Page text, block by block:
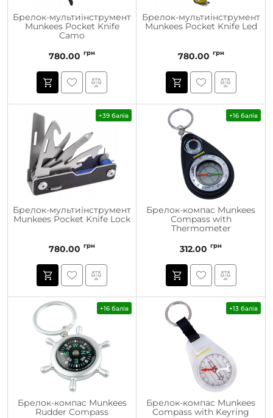
Брелок-мультиінструмент
Munkees Pocket Knife
Camo
780.00 грн
Брелок-мультиінструмент
Munkees Pocket Knife Led
780.00 грн
+39 балів
Брелок-мультиінструмент
Munkees Pocket Knife Lock
780.00 грн
+16 балів
Брелок-компас Munkees
Compass with
Thermometer
312.00 грн
+16 балів
Брелок-компас Munkees
Rudder Compass
+13 балів
Брелок-компас Munkees
Compass with Keyring